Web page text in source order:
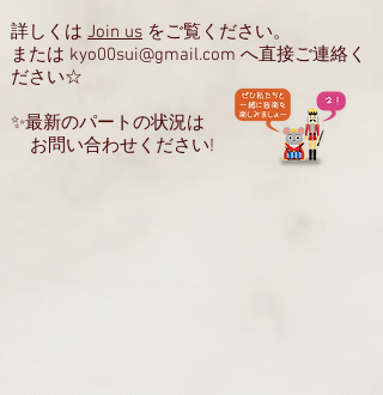
詳しくは Join us をご覧ください。
または kyo00sui@gmail.com へ直接ご連絡く
ださい☆
✨最新のパートの状況は
お問い合わせください!